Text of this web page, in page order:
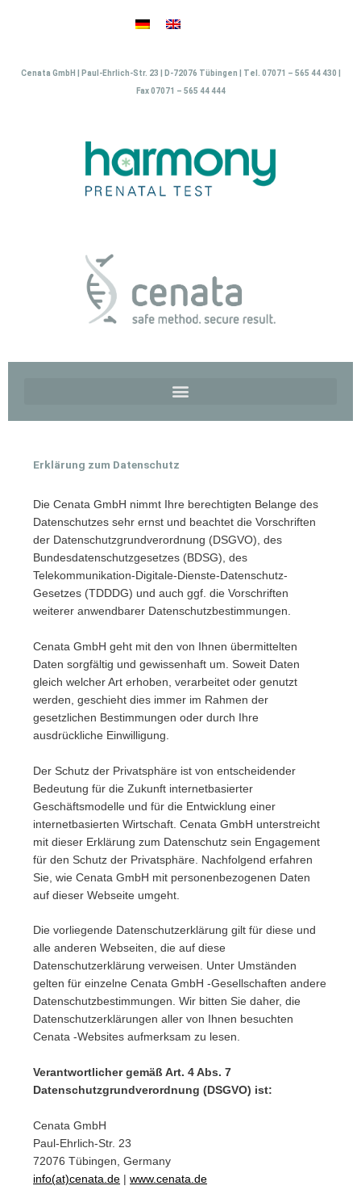
Cenata GmbH | Paul-Ehrlich-Str. 23 | D-72076 Tübingen | Tel. 07071 – 565 44 430 |
Fax 07071 – 565 44 444
Erklärung zum Datenschutz
Die Cenata GmbH nimmt Ihre berechtigten Belange des
Datenschutzes sehr ernst und beachtet die Vorschriften
der Datenschutzgrundverordnung (DSGVO), des
Bundesdatenschutzgesetzes (BDSG), des
Telekommunikation-Digitale-Dienste-Datenschutz-
Gesetzes (TDDDG) und auch ggf. die Vorschriften
weiterer anwendbarer Datenschutzbestimmungen.
Cenata GmbH geht mit den von Ihnen übermittelten
Daten sorgfältig und gewissenhaft um. Soweit Daten
gleich welcher Art erhoben, verarbeitet oder genutzt
werden, geschieht dies immer im Rahmen der
gesetzlichen Bestimmungen oder durch Ihre
ausdrückliche Einwilligung.
Der Schutz der Privatsphäre ist von entscheidender
Bedeutung für die Zukunft internetbasierter
Geschäftsmodelle und für die Entwicklung einer
internetbasierten Wirtschaft. Cenata GmbH unterstreicht
mit dieser Erklärung zum Datenschutz sein Engagement
für den Schutz der Privatsphäre. Nachfolgend erfahren
Sie, wie Cenata GmbH mit personenbezogenen Daten
auf dieser Webseite umgeht.
Die vorliegende Datenschutzerklärung gilt für diese und
alle anderen Webseiten, die auf diese
Datenschutzerklärung verweisen. Unter Umständen
gelten für einzelne Cenata GmbH -Gesellschaften andere
Datenschutzbestimmungen. Wir bitten Sie daher, die
Datenschutzerklärungen aller von Ihnen besuchten
Cenata -Websites aufmerksam zu lesen.
Verantwortlicher gemäß Art. 4 Abs. 7
Datenschutzgrundverordnung (DSGVO) ist:
Cenata GmbH
Paul-Ehrlich-Str. 23
72076 Tübingen, Germany
info(at)cenata.de |www.cenata.de